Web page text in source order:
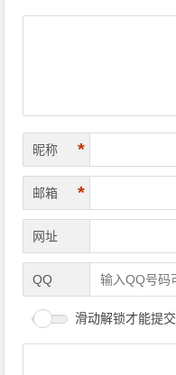
昵称 *
邮箱 *
网址
QQ
滑动解锁才能提交